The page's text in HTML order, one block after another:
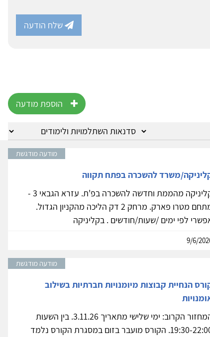
שלח הודעה
הוספת מודעה
מודעה מודגשת
משרד להשכרה בפתח תקווה
קליניקה מהממת וחדשה להשכרה בפ'ת. עזרא הגבאי 3 -
מתחם מטרו פארק. מרחק 2 דק הליכה מהקניון הגדול.
לפי ימים /שעות/חודשים . בקליניקה
9/6/
מודעה מודגשת
הנחיית קבוצות מיומנויות חברתיות בשילוב
המחזור הקרוב: ימי שלישי מתאריך 3.11.26. בין השעות
19:30-22:00. הקורס מועבר בזום במסגרת הקורס נלמד